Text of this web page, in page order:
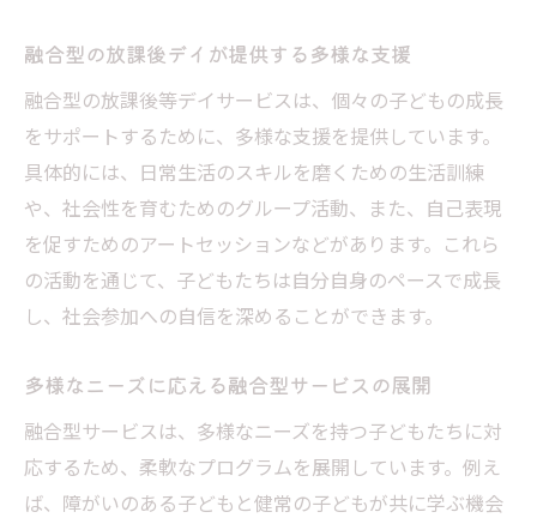
は
放課後等デイが提供する適切な支援を考え
る
グレーゾーン児童への放課後デイの影響
放課後等デイでのグレーゾーン支援の実際
安心して過ごせる放課後等デイの環境作り
共生型デイサービスの人員基準とは
放課後等デイ共生型の人員基準を解説
共生型デイサービスにおける人員配置の重
放課後等デイと共生型の人員基準の関係
共生型サービスのスタッフ配置基準とは
融合型の放課後デイが提供する多様な支援
融合型の放課後等デイサービスは、個々の子どもの成長
をサポートするために、多様な支援を提供しています。
具体的には、日常生活のスキルを磨くための生活訓練
や、社会性を育むためのグループ活動、また、自己表現
を促すためのアートセッションなどがあります。これら
の活動を通じて、子どもたちは自分自身のペースで成長
し、社会参加への自信を深めることができます。
多様なニーズに応える融合型サービスの展開
融合型サービスは、多様なニーズを持つ子どもたちに対
応するため、柔軟なプログラムを展開しています。例え
ば、障がいのある子どもと健常の子どもが共に学ぶ機会